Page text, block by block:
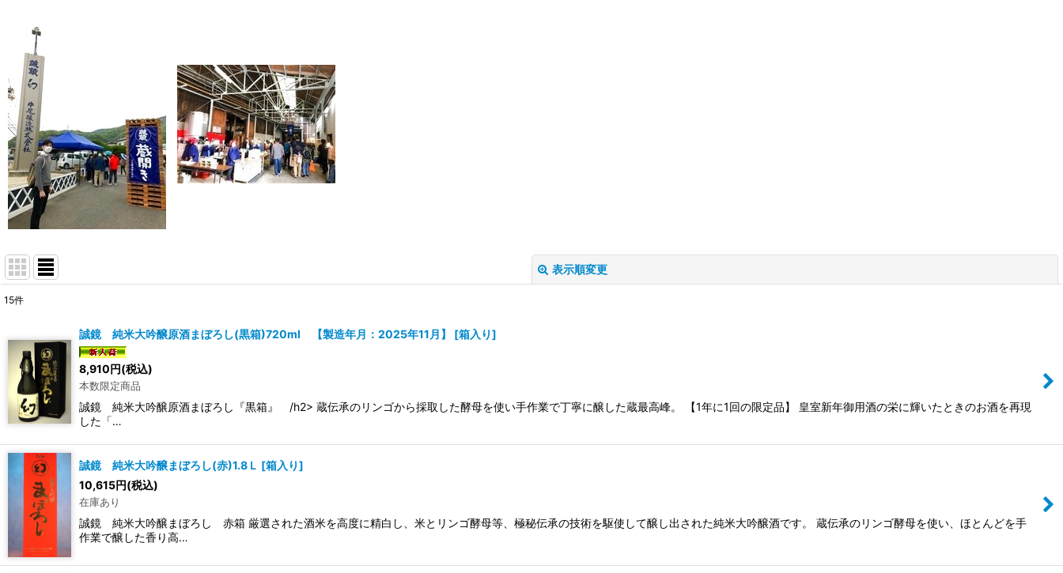
表示順変更
在庫あり
並び順:
15件
誠鏡 純米大吟醸原酒まぼろし(黒箱)720ml 【製造年月：2025年11月】 [箱入り]
8,910円(税込)
本数限定商品
誠鏡 純米大吟醸原酒まぼろし『黒箱』 /h2> 蔵伝承のリンゴから採取した酵母を使い手作業で丁寧に醸した蔵最高峰。 【1年に1回の限定品】 皇室新年御用酒の栄に輝いたときのお酒を再現
した「…
誠鏡 純米大吟醸まぼろし(赤)1.8Ｌ [箱入り]
10,615円(税込)
在庫あり
誠鏡 純米大吟醸まぼろし 赤箱 厳選された酒米を高度に精白し、米とリンゴ酵母等、極秘伝承の技術を駆使して醸し出された純米大吟醸酒です。 蔵伝承のリンゴ酵母を使い、ほとんどを手
作業で醸した香り高…